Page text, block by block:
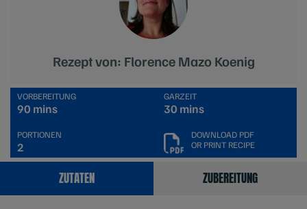
Rezept von: Florence Mazo Koenig
VORBEREITUNG
90 mins
GARZEIT
30 mins
PORTIONEN
2
DOWNLOAD PDF
OR PRINT RECIPE
ZUTATEN ZUBEREITUNG